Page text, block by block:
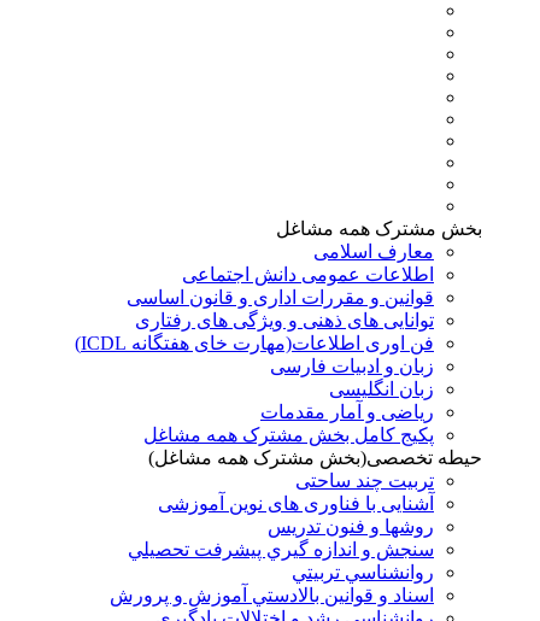
بخش مشترک همه مشاغل
معارف اسلامی
اطلاعات عمومی دانش اجتماعی
قوانین و مقررات اداری و قانون اساسی
توانایی های ذهنی و ویژگی های رفتاری
فن اوری اطلاعات(مهارت خای هفتگانه ICDL)
زبان و ادبیات فارسی
زبان انگلیسی
ریاضی و آمار مقدمات
پکیج کامل بخش مشترک همه مشاغل
حیطه تخصصی(بخش مشترک همه مشاغل)
تربیت چند ساحتی
آشنایی با فناوری های نوین آموزشی
روشها و فنون تدريس
سنجش و اندازه گيري پيشرفت تحصيلي
روانشناسي تربيتي
اسناد و قوانين بالادستي آموزش و پرورش